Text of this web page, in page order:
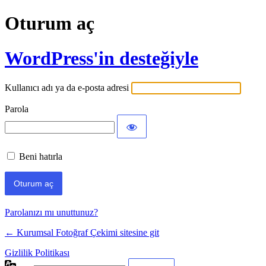
Oturum aç
WordPress'in desteğiyle
Kullanıcı adı ya da e-posta adresi
Parola
Beni hatırla
Parolanızı mı unuttunuz?
← Kurumsal Fotoğraf Çekimi sitesine git
Gizlilik Politikası